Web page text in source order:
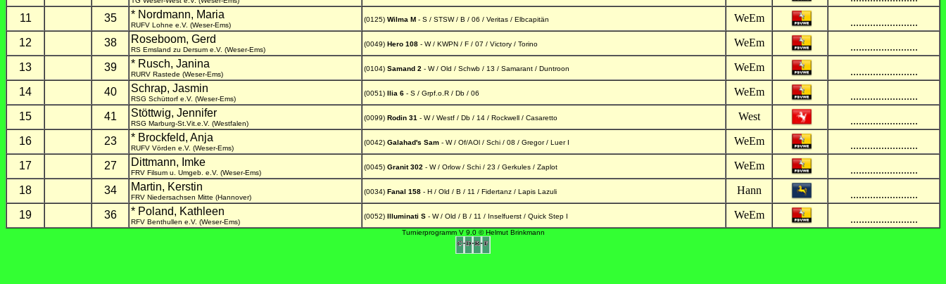
11
35 * Nordmann, Maria
RUFV Lohne e.V. (Weser-Ems)
(0125) Wilma M - S / STSW / B / 06 / Veritas / Elbcapitän WeEm
........................
12
38 Roseboom, Gerd
RS Emsland zu Dersum e.V. (Weser-Ems)
(0049) Hero 108 - W / KWPN / F / 07 / Victory / Torino WeEm
........................
13
39 * Rusch, Janina
RURV Rastede (Weser-Ems)
(0104) Samand 2 - W / Old / Schwb / 13 / Samarant / Duntroon WeEm
........................
14
40 Schrap, Jasmin
RSG Schüttorf e.V. (Weser-Ems)
(0051) Ilia 6 - S / Grpf.o.R / Db / 06 WeEm
........................
15
41 Stöttwig, Jennifer
RSG Marburg-St.Vit.e.V. (Westfalen)
(0099) Rodin 31 - W / Westf / Db / 14 / Rockwell / Casaretto West
........................
16
23 * Brockfeld, Anja
RUFV Vörden e.V. (Weser-Ems)
(0042) Galahad's Sam - W / Of/AOl / Schi / 08 / Gregor / Luer I WeEm
........................
17
27 Dittmann, Imke
FRV Filsum u. Umgeb. e.V. (Weser-Ems)
(0045) Granit 302 - W / Orlow / Schi / 23 / Gerkules / Zaplot WeEm
........................
18
34 Martin, Kerstin
FRV Niedersachsen Mitte (Hannover)
(0034) Fanal 158 - H / Old / B / 11 / Fidertanz / Lapis Lazuli Hann
........................
19
36 * Poland, Kathleen
RFV Benthullen e.V. (Weser-Ems)
(0052) Illuminati S - W / Old / B / 11 / Inselfuerst / Quick Step I WeEm ........................
Turnierprogramm V 9.0 © Helmut Brinkmann